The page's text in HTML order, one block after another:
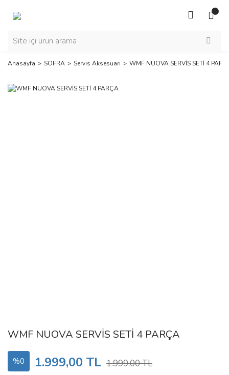
Anasayfa SOFRA Servis Aksesuarı WMF NUOVA SERVİS SETİ 4
WMF NUOVA SERVİS SETİ 4 PARÇA
%0 1.999,00 TL 1.999,00 TL